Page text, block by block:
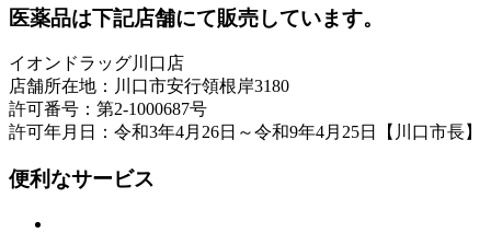
医薬品は下記店舗にて販売しています。
イオンドラッグ川口店
店舗所在地：川口市安行領根岸3180
許可番号：第2-1000687号
許可年月日：令和3年4月26日～令和9年4月25日【川口市長】
便利なサービス